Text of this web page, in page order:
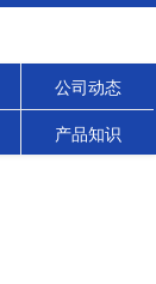
公司动态
产品知识